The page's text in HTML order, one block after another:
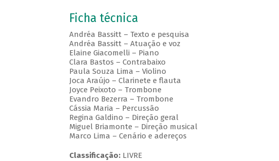
Ficha técnica
Andréa Bassitt – Texto e pesquisa
Andréa Bassitt – Atuação e voz
Elaine Giacomelli – Piano
Clara Bastos – Contrabaixo
Paula Souza Lima – Violino
Joca Araújo – Clarinete e flauta
Joyce Peixoto – Trombone
Evandro Bezerra – Trombone
Cássia Maria – Percussão
Regina Galdino – Direção geral
Miguel Briamonte – Direção musical
Marco Lima – Cenário e adereços
Classificação:LIVRE